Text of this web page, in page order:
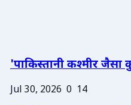
'पाकिस्तानी कश्मीर
Jul 30, 2026 0 14